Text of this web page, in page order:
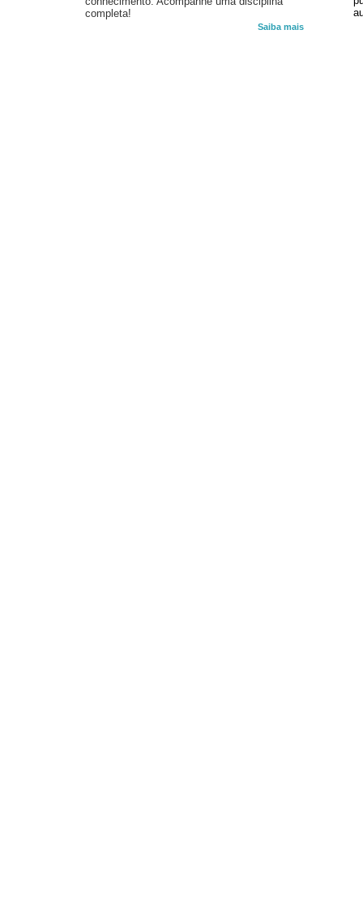
completa!
Saiba mais